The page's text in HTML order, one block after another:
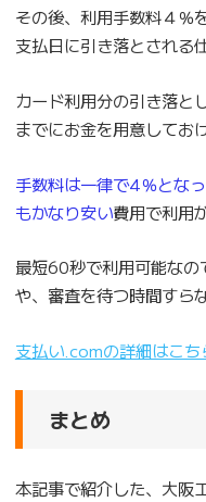
その後、利用手数料４％
支払日に引き落とされる
カード利用分の引き落と
までにお金を用意してお
手数料は一律で4％とな
もかなり安い費用で利用
最短60秒で利用可能な
や、審査を待つ時間すら
支払い.comの詳細はこち
まとめ
本記事で紹介した、大阪